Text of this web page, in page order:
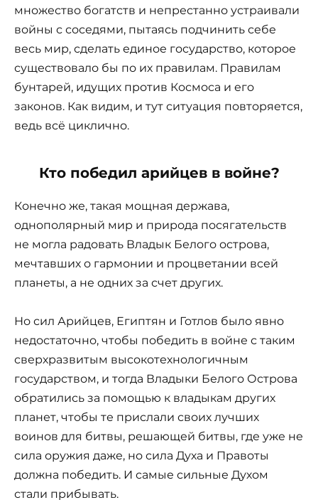
множество богатств и непрестанно устраивали
войны с соседями, пытаясь подчинить себе
весь мир, сделать единое государство, которое
существовало бы по их правилам. Правилам
бунтарей, идущих против Космоса и его
законов. Как видим, и тут ситуация повторяется,
ведь всё циклично.
Кто победил арийцев в войне?
Конечно же, такая мощная держава,
однополярный мир и природа посягательств
не могла радовать Владык Белого острова,
мечтавших о гармонии и процветании всей
планеты, а не одних за счет других.
Но сил Арийцев, Египтян и Готлов было явно
недостаточно, чтобы победить в войне с таким
сверхразвитым высокотехнологичным
государством, и тогда Владыки Белого Острова
обратились за помощью к владыкам других
планет, чтобы те прислали своих лучших
воинов для битвы, решающей битвы, где уже не
сила оружия даже, но сила Духа и Правоты
должна победить. И самые сильные Духом
стали прибывать.